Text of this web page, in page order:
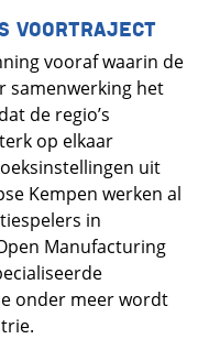
VOORTRAJECT
vooraf waarin de
samenwerking het
de regio’s
op elkaar
uit
Kempen werken al
in
Manufacturing
onder meer wordt